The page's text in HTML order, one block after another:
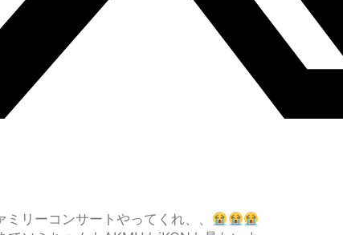
リーコンサートやってくれ、、